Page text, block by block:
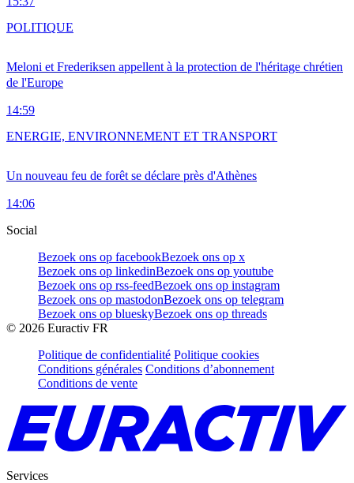
Meloni et Frederiksen appellent à la protection de l'héritage chrétien
de l'Europe
14:59
POLITIQUE
Un nouveau feu de forêt se déclare près d'Athènes
14:06
ENERGIE, ENVIRONNEMENT ET TRANSPORT
Social
Bezoek ons op facebookBezoek ons op x
Bezoek ons op linkedinBezoek ons op youtube
Bezoek ons op rss-feedBezoek ons op instagram
Bezoek ons op mastodonBezoek ons op telegram
Bezoek ons op blueskyBezoek ons op threads
© 2026 Euractiv FR
Politique de confidentialité Politique cookies
Conditions générales Conditions d’abonnement
Conditions de vente
Services